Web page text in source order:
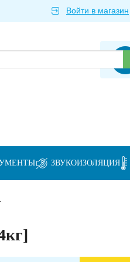
ЗВУКОИЗОЛЯЦИЯ
Войти в магазин